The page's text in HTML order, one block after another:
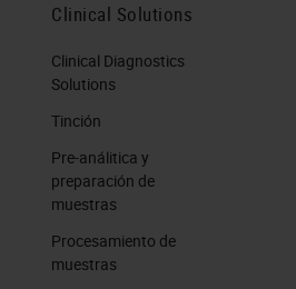
Clinical Solutions
Clinical Diagnostics
Solutions
Tinción
Pre-análitica y
preparación de
muestras
Procesamiento de
muestras